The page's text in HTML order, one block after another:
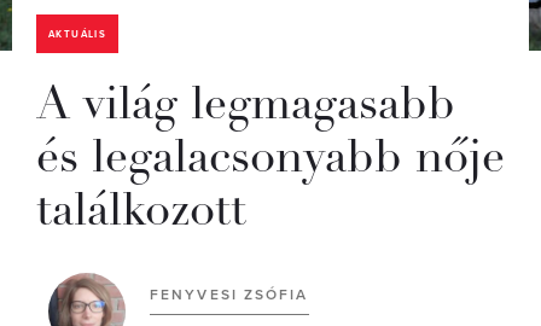
AKTUÁLIS
A világ legmagasabb
és legalacsonyabb nője
találkozott
FENYVESI ZSÓFIA